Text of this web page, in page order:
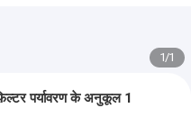
1/1
पर्यावरण के अनुकूल 1